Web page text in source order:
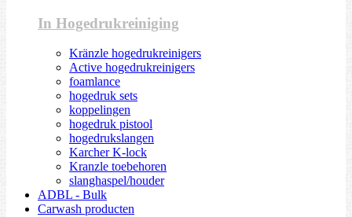
In Hogedrukreiniging
Kränzle hogedrukreinigers
Active hogedrukreinigers
foamlance
hogedruk sets
koppelingen
hogedruk pistool
hogedrukslangen
Karcher K-lock
Kranzle toebehoren
slanghaspel/houder
ADBL - Bulk
Carwash producten